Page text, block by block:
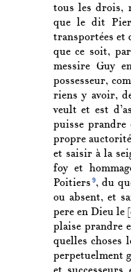
tous les drois,
que le dit
transportées et
que ce soit,
messire Guy
possesseur,
riens y avoir,
veult et est
puisse
propre
et saisir à la
foy et
Poitiers 9, du
ou absent, et
pere en Dieu le
plaise prandre
quelles
perpetuelment